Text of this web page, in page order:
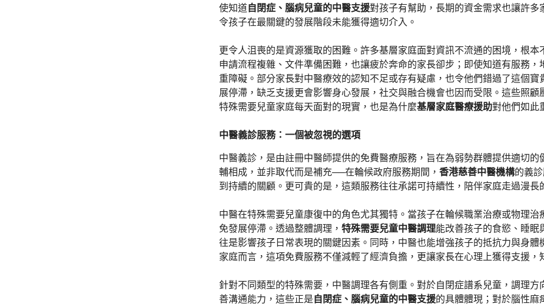
使知道自閉症、腦病兒童的中醫支援對孩子有幫助，長期的資金需求也讓許
令孩子在最關鍵的發展階段未能獲得適切介入。
更令人沮喪的是資源獲取的困難。許多基層家庭面對資訊不流通的困境，根本
申請流程複雜、文件準備困難，也讓疲於奔命的家長卻步；即使知道有服務
重障礙。部分家長對中醫療效的認知不足或存有疑慮，也令他們錯過了這個
展停滯，缺乏支援更會影響身心發展，社交與融合機會也因而受限。這些照
特殊需要兒童家庭每天面對的現實，也是為什麼基層家庭醫療援助對他們如此
中醫義診服務：一個被忽視的選項
中醫義診，是由註冊中醫師提供的免費醫療服務，旨在為弱勢群體提供適切
輔相成，並非取代而是補充──在輪候政府服務期間， 香港慈善中醫機構的義
到持續的關顧。更可貴的是，這類服務往往承諾可持續性，陪伴家庭走過漫長
中醫在特殊需要兒童康復中的角色尤其獨特。當孩子在輪候職業治療或物理
免發展停滯。透過整體調理， 特殊需要兒童中醫調理能改善孩子的食慾、睡眠
往是影響孩子日常表現的關鍵因素。同時，中醫也能增強孩子的抵抗力與身
家庭而言，這項免費服務不僅減輕了經濟負擔，更讓家長在心理上獲得支援，
針對不同類型的特殊需要，中醫調理各有側重。對於自閉症譜系兒童，調理
善溝通能力，這些正是 自閉症、腦病兒童的中醫支援的具體體現；對於腦性麻